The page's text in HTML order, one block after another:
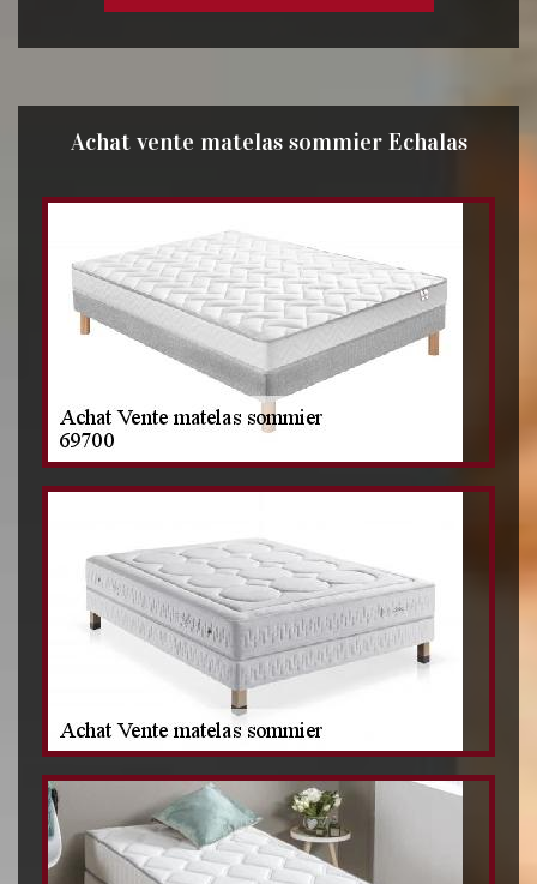
Achat vente matelas sommier Echalas